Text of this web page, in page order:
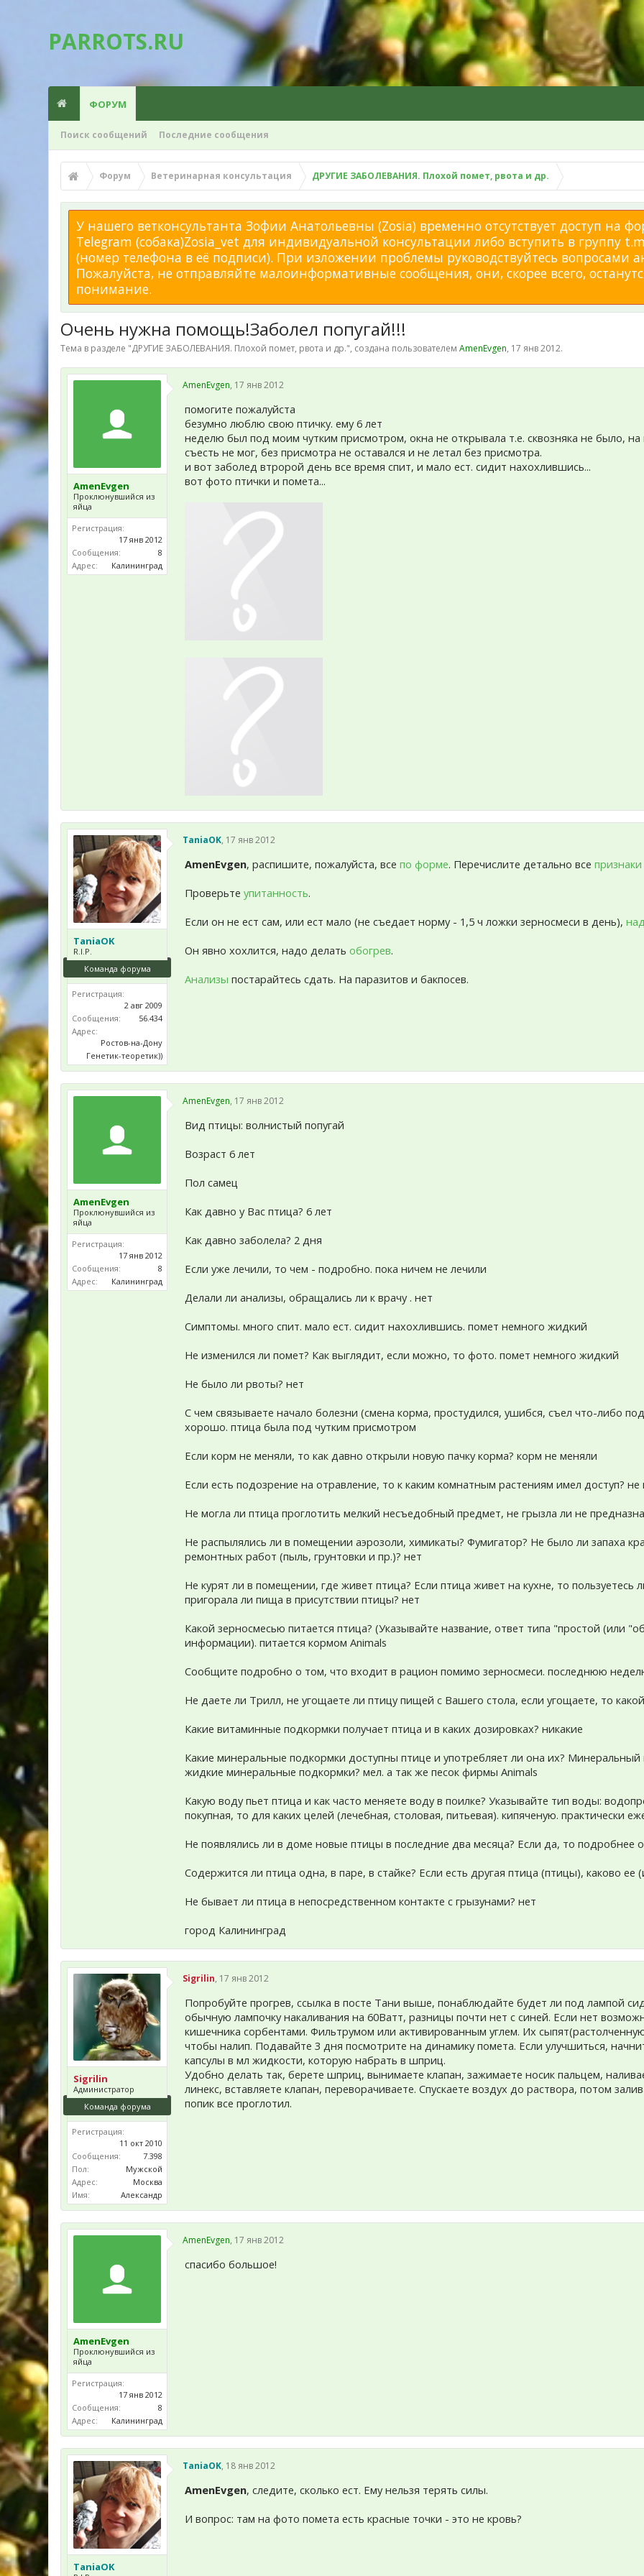
PARROTS.RU
ФОРУМ
Поиск сообщений Последние сообщения
Форум Ветеринарная консультация ДРУГИЕ ЗАБОЛЕВАНИЯ. Плохой помет, рвота и др.
У нашего ветконсультанта Зофии Анатольевны (Zosia) временно отсутствует доступ на
Telegram (собака)Zosia_vet для индивидуальной консультации либо вступить в группу
(номер телефона в её подписи). При изложении проблемы руководствуйтесь вопросами
Пожалуйста, не отправляйте малоинформативные сообщения, они, скорее всего,
понимание.
Очень нужна помощь!Заболел попугай!!!
Тема в разделе "ДРУГИЕ ЗАБОЛЕВАНИЯ. Плохой помет, рвота и др.", создана пользователемAmenEvgen, 17 янв 2012.
AmenEvgen
Проклюнувшийся из
яйца
Регистрация:
17 янв 2012
Сообщения:
8
Адрес:
Калининград
AmenEvgen, 17 янв 2012
помогите пожалуйста
безумно люблю свою птичку. ему 6 лет
неделю был под моим чутким присмотром, окна не открывала т.е. сквозняка не было,
съесть не мог, без присмотра не оставался и не летал без присмотра.
и вот заболед втророй день все время спит, и мало ест. сидит нахохлившись...
вот фото птички и помета...
TaniaOK
R.I.P.
Команда форума
Регистрация:
2 авг 2009
Сообщения:
56.434
Адрес:
Ростов-на-Дону
Генетик-теоретик))
TaniaOK, 17 янв 2012
AmenEvgen, распишите, пожалуйста, всепо форме. Перечислите детально все
Проверьтеупитанность.
Если он не ест сам, или ест мало (не съедает норму - 1,5 ч ложки зерносмеси в день),
Он явно хохлится, надо делатьобогрев.
Анализы постарайтесь сдать. На паразитов и бакпосев.
AmenEvgen
Проклюнувшийся из
яйца
Регистрация:
17 янв 2012
Сообщения:
8
Адрес:
Калининград
AmenEvgen, 17 янв 2012
Вид птицы: волнистый попугай
Возраст 6 лет
Пол самец
Как давно у Вас птица? 6 лет
Как давно заболела? 2 дня
Если уже лечили, то чем - подробно. пока ничем не лечили
Делали ли анализы, обращались ли к врачу . нет
Симптомы. много спит. мало ест. сидит нахохлившись. помет немного жидкий
Не изменился ли помет? Как выглядит, если можно, то фото. помет немного жидкий
Не было ли рвоты? нет
С чем связываете начало болезни (смена корма, простудился, ушибся, съел что-либо
хорошо. птица была под чутким присмотром
Если корм не меняли, то как давно открыли новую пачку корма? корм не меняли
Если есть подозрение на отравление, то к каким комнатным растениям имел доступ? не
Не могла ли птица проглотить мелкий несъедобный предмет, не грызла ли не
Не распылялись ли в помещении аэрозоли, химикаты? Фумигатор? Не было ли запаха
ремонтных работ (пыль, грунтовки и пр.)? нет
Не курят ли в помещении, где живет птица? Если птица живет на кухне, то
пригорала ли пища в присутствии птицы? нет
Какой зерносмесью питается птица? (Указывайте название, ответ типа "простой (или
информации). питается кормом Animals
Сообщите подробно о том, что входит в рацион помимо зерносмеси. последнюю
Не даете ли Трилл, не угощаете ли птицу пищей с Вашего стола, если угощаете, то
Какие витаминные подкормки получает птица и в каких дозировках? никакие
Какие минеральные подкормки доступны птице и употребляет ли она их?
жидкие минеральные подкормки? мел. а так же песок фирмы Animals
Какую воду пьет птица и как часто меняете воду в поилке? Указывайте тип воды:
покупная, то для каких целей (лечебная, столовая, питьевая). кипяченую. практически
Не появлялись ли в доме новые птицы в последние два месяца? Если да, то подробнее
Содержится ли птица одна, в паре, в стайке? Если есть другая птица (птицы), каково ее
Не бывает ли птица в непосредственном контакте с грызунами? нет
город Калининград
Sigrilin
Администратор
Команда форума
Регистрация:
11 окт 2010
Сообщения:
7.398
Пол:
Мужской
Адрес:
Москва
Имя:
Александр
Sigrilin, 17 янв 2012
Попробуйте прогрев, ссылка в посте Тани выше, понаблюдайте будет ли под лампой
обычную лампочку накаливания на 60Ватт, разницы почти нет с синей. Если нет
кишечника сорбентами. Фильтрумом или активированным углем. Их
чтобы налип. Подавайте 3 дня посмотрите на динамику помета. Если улучшиться,
капсулы в мл жидкости, которую набрать в шприц.
Удобно делать так, берете шприц, вынимаете клапан, зажимаете носик пальцем,
линекс, вставляете клапан, переворачиваете. Спускаете воздух до раствора, потом
попик все проглотил.
AmenEvgen
Проклюнувшийся из
яйца
Регистрация:
17 янв 2012
Сообщения:
8
Адрес:
Калининград
AmenEvgen, 17 янв 2012
спасибо большое!
TaniaOK
TaniaOK, 18 янв 2012
AmenEvgen, следите, сколько ест. Ему нельзя терять силы.
И вопрос: там на фото помета есть красные точки - это не кровь?